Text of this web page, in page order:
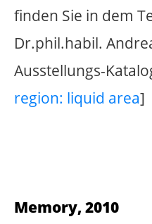
beim Aufhängen dieses